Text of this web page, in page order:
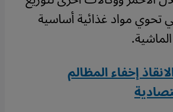
تحوي مواد غذائية أساسية
إخفاء المظالم